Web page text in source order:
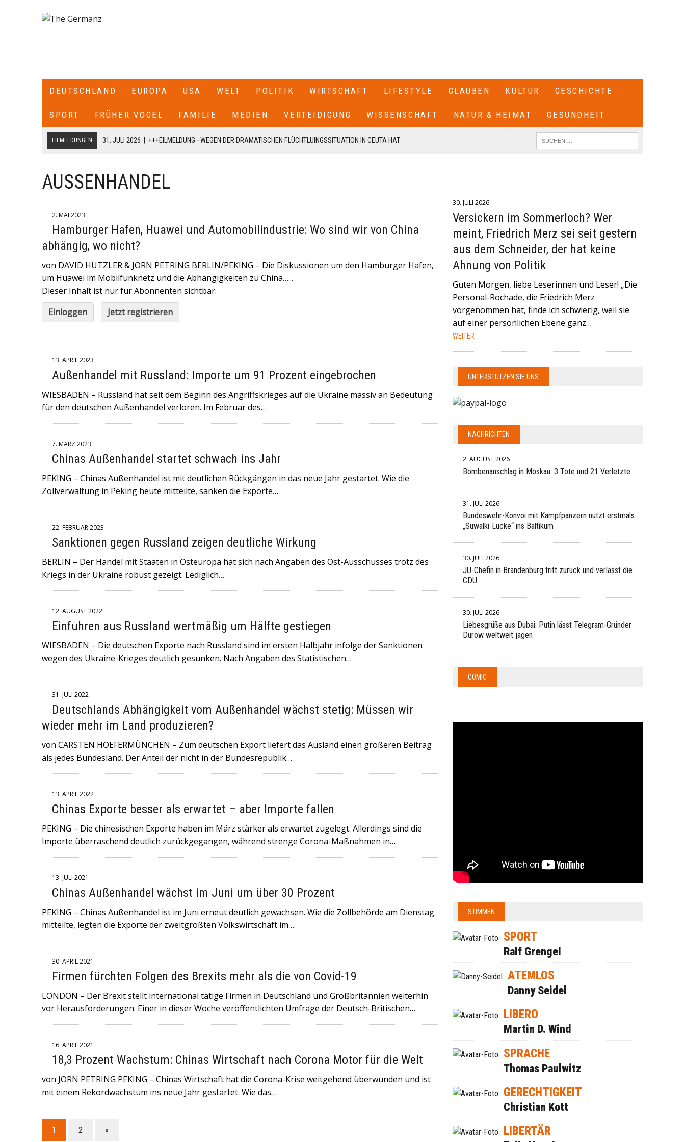
DEUTSCHLAND EUROPA USA WELT POLITIK WIRTSCHAFT LIFESTYLE GLAUBEN KULTUR GESCHICHTE
SPORT FRÜHER VOGEL FAMILIE MEDIEN VERTEIDIGUNG WISSENSCHAFT NATUR & HEIMAT GESUNDHEIT
EILMELDUNGEN 31. JULI 2026
+++EILMELDUNG—WEGEN DER DRAMATISCHEN FLÜCHTLUINGSSITUATION IN CEUTA HAT
18. JULI 2026
+++CDU/CSU-FRAKTIONSCHEF JENS SPAHN HAT SEINEN RÜCKTRITT ERKLÄRT+++ .IN EINEM BRIEF AN DIE
FRAKTION SCHREIBT ER: „ICH HABE DIE PARTEIVORSITZENDEN VON CDU UND CSU, FRIEDRICH MERZ UND MARKUS SÖDER,
CDU/CSU-BUNDESTAGSFRAKTION ZURÜCKTRETE.+++
6. JULI 2026
+++NORWEGEN (GEGEN BRASILIEN) UND ENGLAND (GEGEN MEXIKO) HABEN IN DER VERGANGENEN NACHT
29. MAI 2026 | +++DER ROCKMUSIKER UDO LINDENBERG IST HEUTE IN EIN HAMBURGER KRANKENHAUS EINGELIEFERT
WORDEN+++KONZERTE SIND ABGESAGT+++
16. MAI 2026
+++IN DER NORDITALIENISCHEN STADT MODENA IST EIN MANN MIT EINEM AUTO IN EINE MENSCHENMENGE
AUSSENHANDEL
2. MAI 2023
Hamburger Hafen, Huawei und Automobilindustrie: Wo sind wir von China
abhängig, wo nicht?
von DAVID HUTZLER & JÖRN PETRING BERLIN/PEKING – Die Diskussionen um den Hamburger Hafen,
um Huawei im Mobilfunknetz und die Abhängigkeiten zu China…...
Dieser Inhalt ist nur für Abonnenten sichtbar.
Einloggen
Jetzt registrieren
13. APRIL 2023
Außenhandel mit Russland: Importe um 91 Prozent eingebrochen
WIESBADEN – Russland hat seit dem Beginn des Angriffskrieges auf die Ukraine massiv an Bedeutung
für den deutschen Außenhandel verloren. Im Februar des…
7. MÄRZ 2023
Chinas Außenhandel startet schwach ins Jahr
PEKING – Chinas Außenhandel ist mit deutlichen Rückgängen in das neue Jahr gestartet. Wie die
Zollverwaltung in Peking heute mitteilte, sanken die Exporte…
22. FEBRUAR 2023
Sanktionen gegen Russland zeigen deutliche Wirkung
BERLIN – Der Handel mit Staaten in Osteuropa hat sich nach Angaben des Ost-Ausschusses trotz des
Kriegs in der Ukraine robust gezeigt. Lediglich…
12. AUGUST 2022
Einfuhren aus Russland wertmäßig um Hälfte gestiegen
WIESBADEN – Die deutschen Exporte nach Russland sind im ersten Halbjahr infolge der Sanktionen
wegen des Ukraine-Krieges deutlich gesunken. Nach Angaben des Statistischen…
31. JULI 2022
Deutschlands Abhängigkeit vom Außenhandel wächst stetig: Müssen wir
wieder mehr im Land produzieren?
von CARSTEN HOEFERMÜNCHEN – Zum deutschen Export liefert das Ausland einen größeren Beitrag
als jedes Bundesland. Der Anteil der nicht in der Bundesrepublik…
13. APRIL 2022
Chinas Exporte besser als erwartet – aber Importe fallen
PEKING – Die chinesischen Exporte haben im März stärker als erwartet zugelegt. Allerdings sind die
Importe überraschend deutlich zurückgegangen, während strenge Corona-Maßnahmen in…
13. JULI 2021
Chinas Außenhandel wächst im Juni um über 30 Prozent
PEKING – Chinas Außenhandel ist im Juni erneut deutlich gewachsen. Wie die Zollbehörde am Dienstag
mitteilte, legten die Exporte der zweitgrößten Volkswirtschaft im…
30. APRIL 2021
Firmen fürchten Folgen des Brexits mehr als die von Covid-19
LONDON – Der Brexit stellt international tätige Firmen in Deutschland und Großbritannien weiterhin
vor Herausforderungen. Einer in dieser Woche veröffentlichten Umfrage der Deutsch-Britischen…
16. APRIL 2021
18,3 Prozent Wachstum: Chinas Wirtschaft nach Corona Motor für die Welt
von JÖRN PETRING PEKING – Chinas Wirtschaft hat die Corona-Krise weitgehend überwunden und ist
mit einem Rekordwachstum ins neue Jahr gestartet. Wie das…
1 2 »
30. JULI 2026
Versickern im Sommerloch? Wer
meint, Friedrich Merz sei seit gestern
aus dem Schneider, der hat keine
Ahnung von Politik
Guten Morgen, liebe Leserinnen und Leser! „Die
Personal-Rochade, die Friedrich Merz
vorgenommen hat, finde ich schwierig, weil sie
auf einer persönlichen Ebene ganz…
WEITER
UNTERSTÜTZEN SIE UNS
NACHRICHTEN
2. AUGUST 2026
Bombenanschlag in Moskau: 3 Tote und 21 Verletzte
31. JULI 2026
Bundeswehr-Konvoi mit Kampfpanzern nutzt erstmals
„Suwalki-Lücke“ ins Baltikum
30. JULI 2026
JU-Chefin in Brandenburg tritt zurück und verlässt die
CDU
30. JULI 2026
Liebesgrüße aus Dubai: Putin lässt Telegram-Gründer
Durow weltweit jagen
COMIC
STIMMEN
SPORT
Ralf Grengel
ATEMLOS
Danny Seidel
LIBERO
Martin D. Wind
SPRACHE
Thomas Paulwitz
GERECHTIGKEIT
Christian Kott
LIBERTÄR